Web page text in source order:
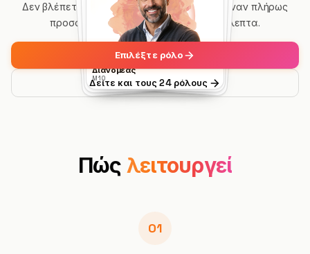
Διανομέας
M10
Procurement
M9
Approval
M8
Συλλέκτης Δεδομένων
M7
Εσωτερικό Helpdesk
M6
Δεν βλέπετε τον ρόλο σας; Δημιουργήστε έναν πλήρως
προσαρμοσμένο ρόλο σε 60 δευτερόλεπτα.
Επιλέξτε ρόλο
Δείτε και τους 24 ρόλους
Πώς λειτουργεί
01